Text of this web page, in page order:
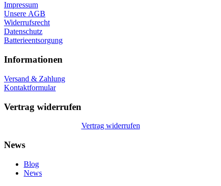
Impressum
Unsere AGB
Widerrufsrecht
Datenschutz
Batterieentsorgung
Informationen
Versand & Zahlung
Kontaktformular
Vertrag widerrufen
Vertrag widerrufen
News
Blog
News